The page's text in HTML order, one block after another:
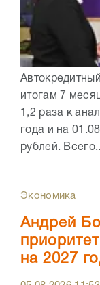
итогам 7
1,2 раза к
года и на
рублей.
Экономика
Андрей
на 2027